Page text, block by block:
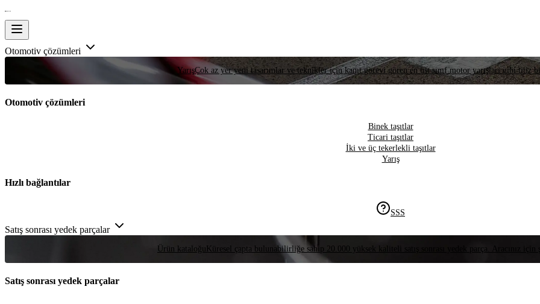
Otomotiv çözümleri
YarışÇok az yer yeni tasarımlar ve teknikler için kanıt görevi gören en üst sınıf motor yarışları gibi titiz
Otomotiv çözümleri
Binek taşıtlar
Ticari taşıtlar
İki ve üç tekerlekli taşıtlar
Yarış
Hızlı bağlantılar
SSS
Satış sonrası yedek parçalar
Ürün kataloğu Küresel çapta bulunabilirliğe sahip 20.000 yüksek kaliteli satış sonrası yedek parça. Aracınız
Satış sonrası yedek parçalar